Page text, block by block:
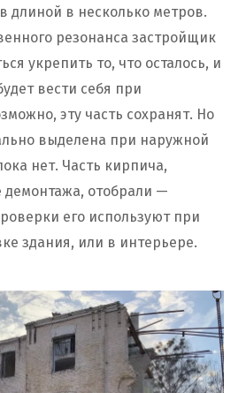
длиной в несколько метров.
резонанса застройщик
укрепить то, что осталось, и
вести себя при
эту часть сохранят. Но
выделена при наружной
нет. Часть кирпича,
демонтажа, отобрали —
его используют при
здания, или в интерьере.